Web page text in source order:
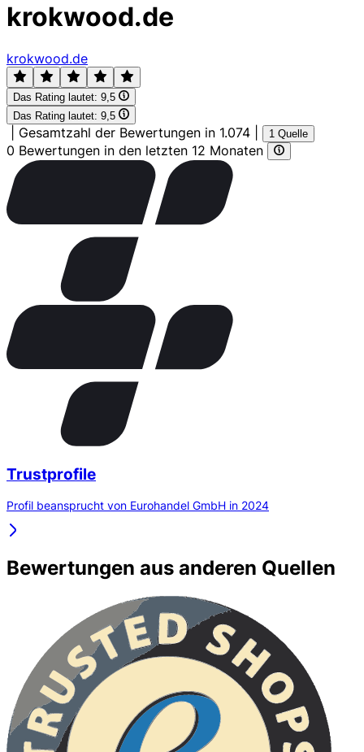
krokwood.de
krokwood.de
Das Rating lautet: 9,5
Das Rating lautet: 9,5
Gesamtzahl der Bewertungen in 1.074 1 Quelle
0 Bewertungen in den letzten 12 Monaten
Trustprofile
Profil beansprucht von Eurohandel GmbH in 2024
Bewertungen aus anderen Quellen